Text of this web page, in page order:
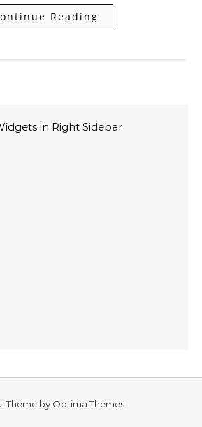
Reading
in Right Sidebar
Theme by Optima Themes